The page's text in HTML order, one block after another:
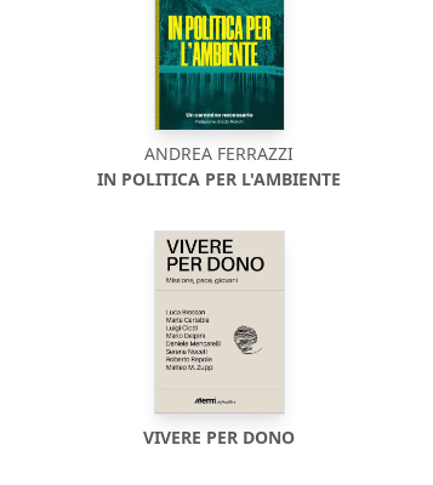
ANDREA FERRAZZI
IN POLITICA PER L'AMBIENTE
VIVERE PER DONO